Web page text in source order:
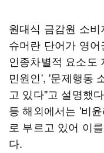
원대식 금감원 소
슈머란 단어가 영
인종차별적 요소도
민원인', '문제행동
고 있다"고 설명했
등 해외에서는 '비
로 부르고 있어 이
다.